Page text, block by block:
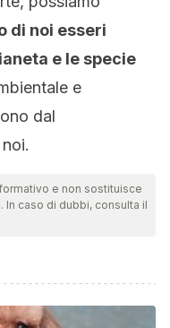
di noi esseri
e le specie
e
dal
e non sostituisce
caso di dubbi, consulta il